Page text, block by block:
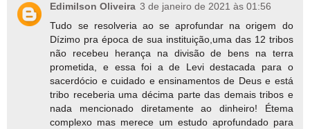
Edimilson Oliveira 3 de janeiro de 2021 às 01:56
Tudo se resolveria ao se aprofundar na origem do
Dízimo pra época de sua instituição,uma das 12 tribos
não recebeu herança na divisão de bens na terra
prometida, e essa foi a de Levi destacada para o
sacerdócio e cuidado e ensinamentos de Deus e está
tribo receberia uma décima parte das demais tribos e
nada mencionado diretamente ao dinheiro! Étema
complexo mas merece um estudo aprofundado para